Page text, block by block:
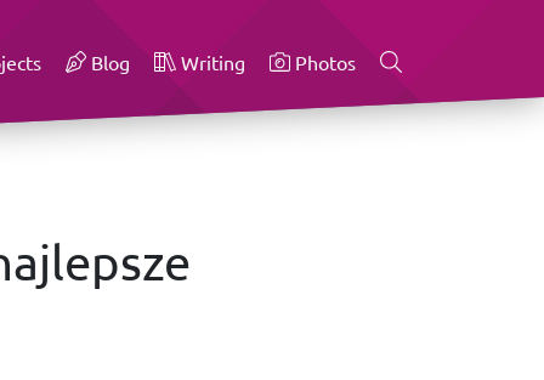
Blog Writing Photos